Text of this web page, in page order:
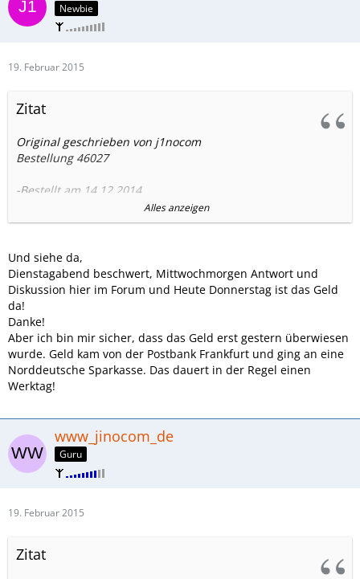
Newbie
19. Februar 2015
Zitat
Original geschrieben von j1nocom
Bestellung 46027
-Bestellt am 14.12.2014
-Tablet und LTE Mifi erhalten am 22.12.2014
-Auszahung über 360€ steht aus
Warte immernoch auf Auszahlung. Zwei Emails wurden
nicht beantwortet und bei Anruf wurde darauf verwiesen,
dass das Geld am Ende der Woche auf dem Konto ist. Bisher
nichts.
Würde mich über PM freuen.
Danke
Alles anzeigen
Und siehe da,
Dienstagabend beschwert, Mittwochmorgen Antwort und
Diskussion hier im Forum und Heute Donnerstag ist das Geld
da!
Danke!
Aber ich bin mir sicher, dass das Geld erst gestern überwiesen
wurde. Geld kam von der Postbank Frankfurt und ging an eine
Norddeutsche Sparkasse. Das dauert in der Regel einen
Werktag!
www_jinocom_de
Guru
19. Februar 2015
Zitat